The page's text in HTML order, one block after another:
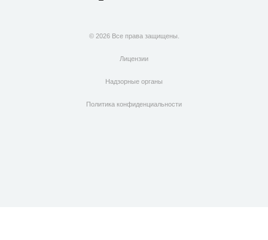
© 2026 Все права защищены.
Лицензии
Надзорные органы
Политика конфиденциальности